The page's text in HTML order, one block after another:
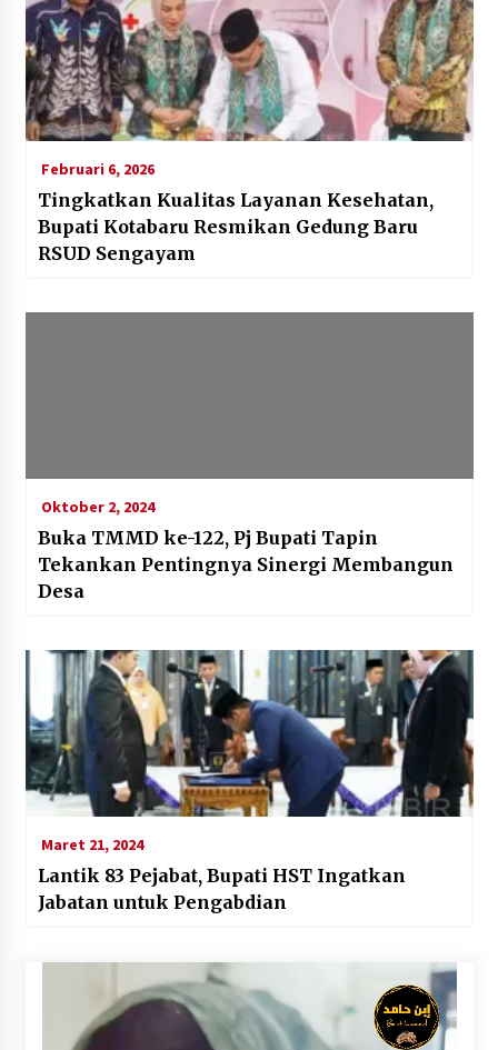
Februari 6, 2026
Tingkatkan Kualitas Layanan Kesehatan,
Bupati Kotabaru Resmikan Gedung Baru
RSUD Sengayam
Oktober 2, 2024
Buka TMMD ke-122, Pj Bupati Tapin
Tekankan Pentingnya Sinergi Membangun
Desa
Maret 21, 2024
Lantik 83 Pejabat, Bupati HST Ingatkan
Jabatan untuk Pengabdian